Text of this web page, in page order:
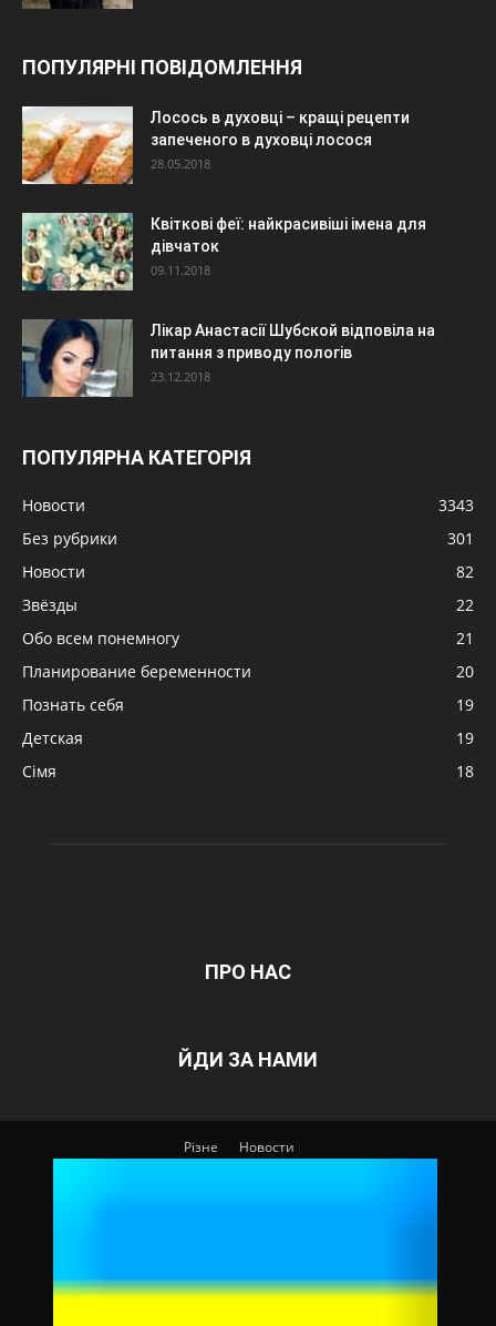
ПОПУЛЯРНІ ПОВІДОМЛЕННЯ
Лосось в духовці – кращі рецепти
запеченого в духовці лосося
28.05.2018
Квіткові феї: найкрасивіші імена для
дівчаток
09.11.2018
Лікар Анастасії Шубской відповіла на
питання з приводу пологів
23.12.2018
ПОПУЛЯРНА КАТЕГОРІЯ
Новости
3343
Без рубрики
301
Новости
82
Звёзды
22
Обо всем понемногу
21
Планирование беременности
20
Познать себя
19
Детская
19
Сімя
18
ПРО НАС
ЙДИ ЗА НАМИ
Різне Новости